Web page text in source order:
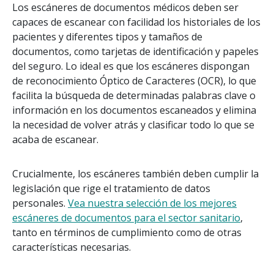
Los escáneres de documentos médicos deben ser
capaces de escanear con facilidad los historiales de los
pacientes y diferentes tipos y tamaños de
documentos, como tarjetas de identificación y papeles
del seguro. Lo ideal es que los escáneres dispongan
de reconocimiento Óptico de Caracteres (OCR), lo que
facilita la búsqueda de determinadas palabras clave o
información en los documentos escaneados y elimina
la necesidad de volver atrás y clasificar todo lo que se
acaba de escanear.
Crucialmente, los escáneres también deben cumplir la
legislación que rige el tratamiento de datos
personales. Vea nuestra selección de los mejores
escáneres de documentos para el sector sanitario,
tanto en términos de cumplimiento como de otras
características necesarias.